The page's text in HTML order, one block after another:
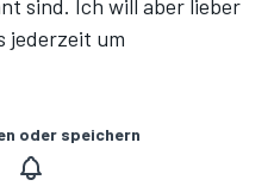
sind. Ich will aber lieber
jederzeit um
oder speichern